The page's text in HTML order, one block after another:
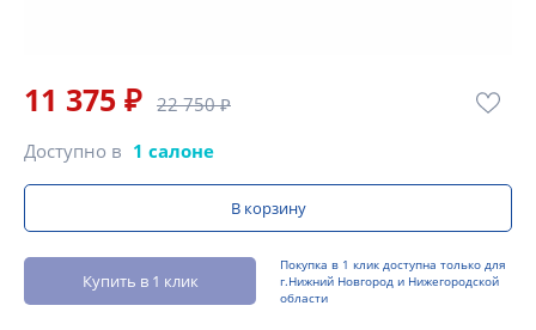
11 375 ₽ 22 750 ₽
Доступно в 1 салоне
В корзину
Купить в 1 клик
Покупка в 1 клик доступна только для
г.Нижний Новгород и Нижегородской
области